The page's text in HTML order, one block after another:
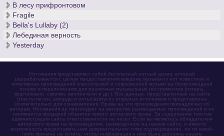
В лесу прифронтовом
Fragile
Bella's Lullaby (2)
Лебединая верность
Yesterday
Нотомания представляет собой бесплатный нотный архив, который
разрабатывается с целью предоставления каждому музыканту нот известных и
популярных произведений классической и современной музыки на безвозмездной
основе в переложениях для различных музыкальных инструментов (гитары,
фортепиано, скрипки, виолончели и др.). Все данные, представленные на сайте
(тексты песен, аккорды и ноты) взяты из открытых источников и представлены
исключительно для ознакомления. Права на эти произведения принадлежат их
авторам. Нотомания не претендует на авторство размещаемых произведений и не
занимается продажей объектов чужого авторского права. За содержание текстов
администрация сайта ответственности не несет. Если вы являетесь обладателем
авторского права на произведение, размещенное на нашем сайте, и имеете
возможность предоставить нам документальное тому подтверждение, но по какой-
либо причине не хотите, чтобы информация о нём была доступна нашим